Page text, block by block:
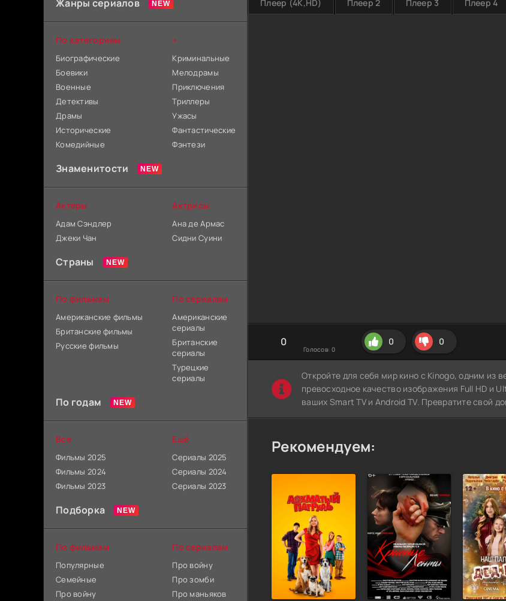
Плеер (4K,HD) Плеер 2 Плеер 3 Плеер 4
0
Голосов: 0
0 0
Откройте для себя мир кино с Kinogo, одним из
превосходное качество изображения Full HD и
ваших Smart TV и Android TV. Превратите свой
Рекомендуем:
Жанры сериалов
По категориям
Биографические
Боевики
Военные
Детективы
Драмы
Исторические
Комедийные
+
Криминальные
Мелодрамы
Приключения
Триллеры
Ужасы
Фантастические
Фэнтези
Знаменитости
Актеры
Адам Сэндлер
Джеки Чан
Актрисы
Ана де Армас
Сидни Суини
Страны
По фильмам
Американские фильмы
Британские фильмы
Русские фильмы
По сериалам
Американские
сериалы
Британские
сериалы
Турецкие
сериалы
По годам
Все
Фильмы 2025
Фильмы 2024
Фильмы 2023
Ещё
Сериалы 2025
Сериалы 2024
Сериалы 2023
Подборка
По фильмам
Популярные
Семейные
Про войну
По сериалам
Про войну
Про зомби
Про маньяков